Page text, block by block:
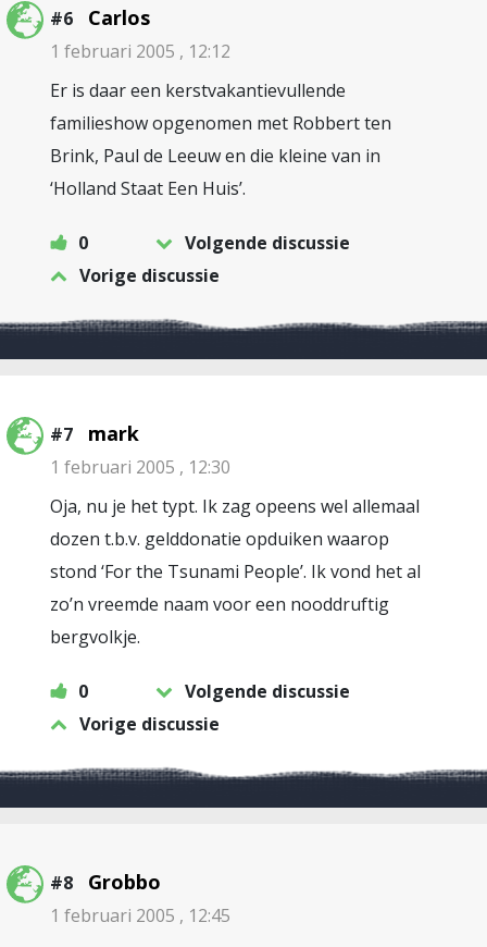
#6 Carlos
1 februari 2005 , 12:12
Er is daar een kerstvakantievullende
familieshow opgenomen met Robbert ten
Brink, Paul de Leeuw en die kleine van in
‘Holland Staat Een Huis’.
0
Volgende discussie
Vorige discussie
#7 mark
1 februari 2005 , 12:30
Oja, nu je het typt. Ik zag opeens wel allemaal
dozen t.b.v. gelddonatie opduiken waarop
stond ‘For the Tsunami People’. Ik vond het al
zo’n vreemde naam voor een nooddruftig
bergvolkje.
0
Volgende discussie
Vorige discussie
#8 Grobbo
1 februari 2005 , 12:45